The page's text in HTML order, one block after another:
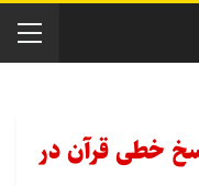
خطی قرآن در